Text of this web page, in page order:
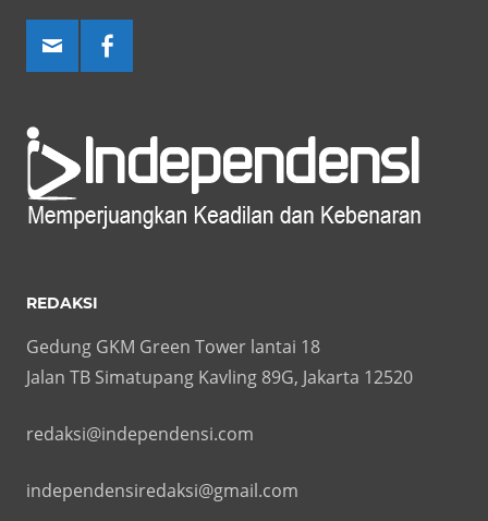
REDAKSI
Gedung GKM Green Tower lantai 18
Jalan TB Simatupang Kavling 89G, Jakarta 12520
redaksi@independensi.com
independensiredaksi@gmail.com